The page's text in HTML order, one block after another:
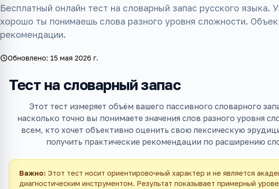
Бесплатный онлайн тест на словарный запас русского языка.
хорошо ты понимаешь слова разного уровня сложности.
рекомендации.
Обновлено: 15 мая 2026 г.
Тест на словарный запас
Этот тест измеряет объём вашего пассивного словарного
насколько точно вы понимаете значения слов разного уровня
всем, кто хочет объективно оценить свою лексическую
получить практические рекомендации по расширению
Важно:Этот тест носит ориентировочный характер и не является
диагностическим инструментом. Результат показывает примерный